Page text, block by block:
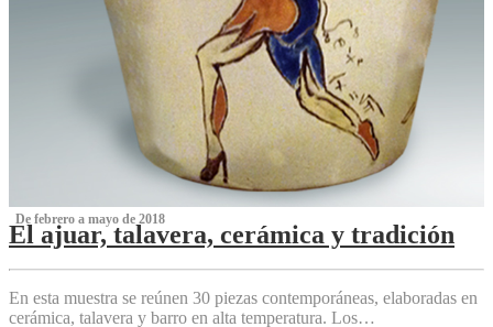
‌ De febrero a mayo de 2018
El ajuar, talavera, cerámica y tradición
‌
En esta muestra se reúnen 30 piezas contemporáneas, elaboradas en
cerámica, talavera y barro en alta temperatura. Los…